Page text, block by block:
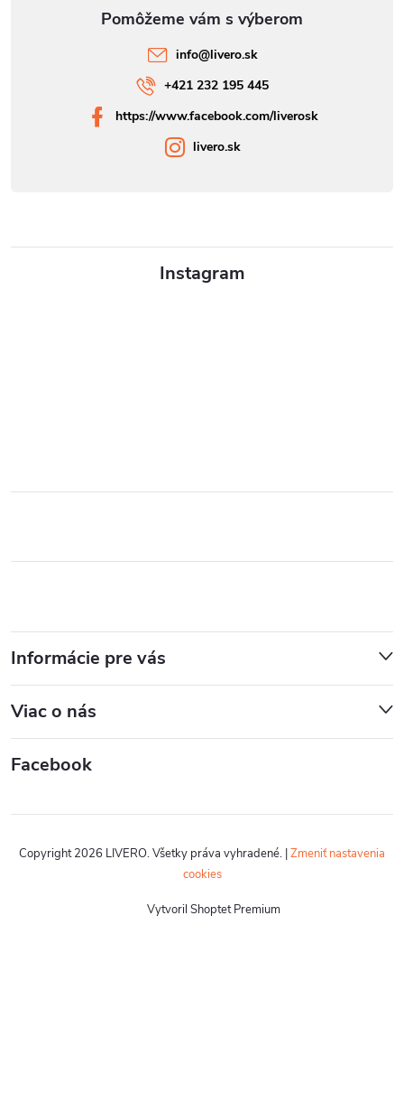
Instagram
Informácie pre vás
Viac o nás
Facebook
info@livero.sk
+421 232 195 445
https://www.facebook.com/liverosk
livero.sk
Vytvoril Shoptet Premium
Copyright 2026 LIVERO. Všetky práva vyhradené. |Zmeniť nastavenia
cookies